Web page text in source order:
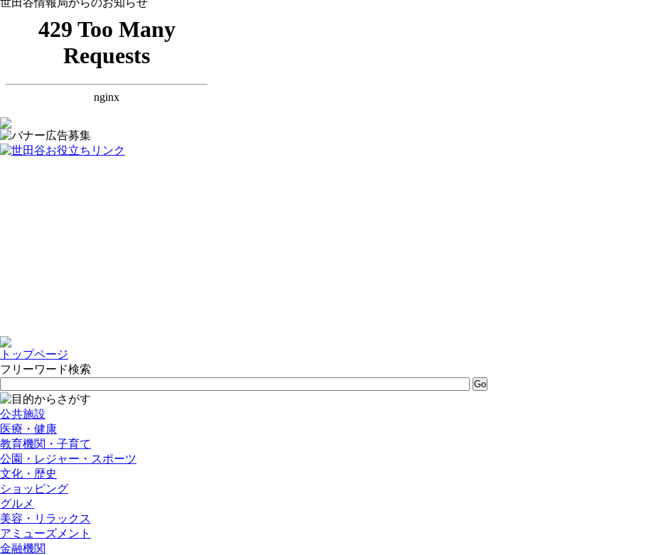
世田谷情報局からのお知らせ
トップページ
フリーワード検索
公共施設
医療・健康
教育機関・子育て
公園・レジャー・スポーツ
文化・歴史
ショッピング
グルメ
美容・リラックス
アミューズメント
金融機関